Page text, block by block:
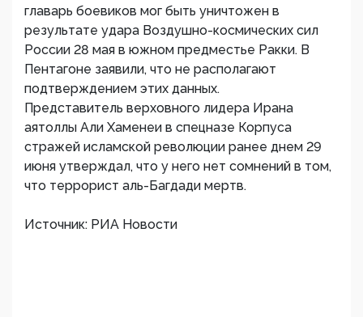
главарь боевиков мог быть уничтожен в
результате удара Воздушно-космических сил
России 28 мая в южном предместье Ракки. В
Пентагоне заявили, что не располагают
подтверждением этих данных.
Представитель верховного лидера Ирана
аятоллы Али Хаменеи в спецназе Корпуса
стражей исламской революции ранее днем 29
июня утверждал, что у него нет сомнений в том,
что террорист аль-Багдади мертв.
Источник: РИА Новости